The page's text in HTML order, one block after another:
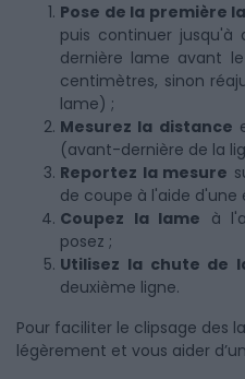
Pose de la première
puis continuer
dernière lame avant
centimètres, sinon
lame) ;
Mesurez la distance
(avant-dernière de la
Reportez la mesure
de coupe à l'aide d'une
Coupez la lame à
posez ;
Utilisez la chute de
deuxième ligne.
Pour faciliter le clipsage des
légèrement et vous aider